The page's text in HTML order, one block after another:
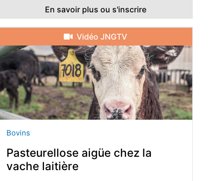
En savoir plus ou s'inscrire
Vidéo JNGTV
Bovins
Pasteurellose aigüe chez la
vache laitière